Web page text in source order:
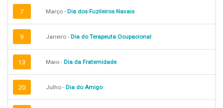
7 Março - Dia dos Fuzileiros Navais
9 Janeiro - Dia do Terapeuta Ocupacional
13 Maio - Dia da Fraternidade
20 Julho - Dia do Amigo